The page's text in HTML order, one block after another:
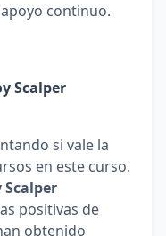
continuo.
Scalper
si vale la
en este curso.
Scalper
positivas de
obtenido